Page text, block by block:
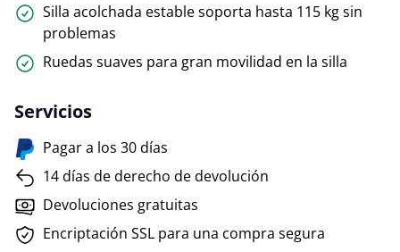
Silla acolchada estable soporta hasta 115 kg sin
problemas
Ruedas suaves para gran movilidad en la silla
Servicios
Pagar a los 30 días
14 días de derecho de devolución
Devoluciones gratuitas
Encriptación SSL para una compra segura